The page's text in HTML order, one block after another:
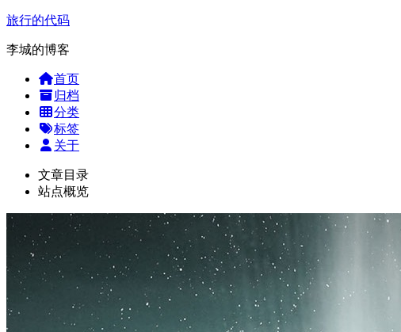
旅行的代码
李城的博客
首页
归档
分类
标签
关于
文章目录
站点概览